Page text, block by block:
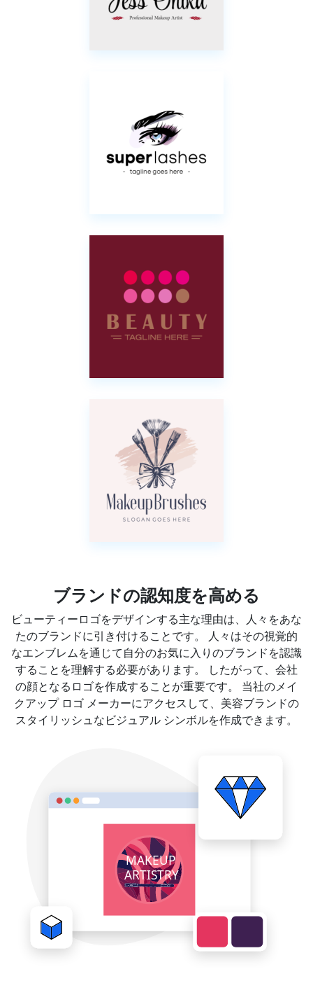
ブランドの認知度を高める
ビューティーロゴをデザインする主な理由は、人々をあな
たのブランドに引き付けることです。 人々はその視覚的
なエンブレムを通じて自分のお気に入りのブランドを認識
することを理解する必要があります。 したがって、会社
の顔となるロゴを作成することが重要です。 当社のメイ
クアップ ロゴ メーカーにアクセスして、美容ブランドの
スタイリッシュなビジュアル シンボルを作成できます。